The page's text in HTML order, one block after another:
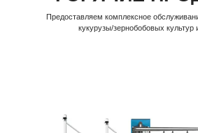
Предоставляем комплексное
кукурузы/зернобобовых